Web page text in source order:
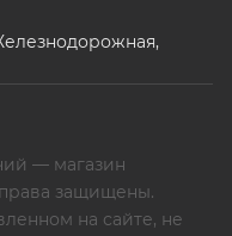
— магазин
защищены.
на сайте, не